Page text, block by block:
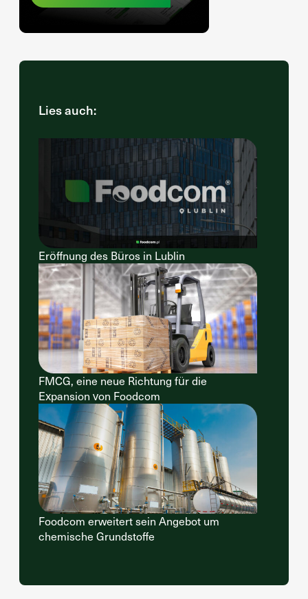
Lies auch:
Eröffnung des Büros in Lublin
FMCG, eine neue Richtung für die
Expansion von Foodcom
Foodcom erweitert sein Angebot um
chemische Grundstoffe